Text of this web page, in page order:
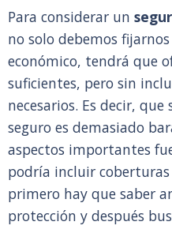
Para considerar un
no solo debemos
económico, tendrá que
suficientes, pero sin
necesarios. Es decir,
seguro es demasiado
aspectos importantes
podría incluir
primero hay que saber
protección y después